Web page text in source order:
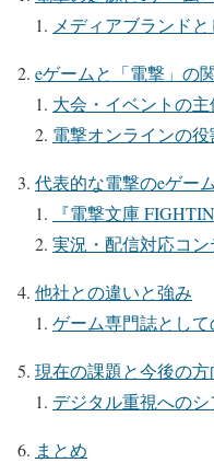
メディアブランドと
eゲームと「電撃」の
大会・イベントの
電撃オンラインの役
代表的な電撃のeゲー
『電撃文庫
実況・配信対応コ
他社との違いと強み
ゲーム専門誌とし
現在の課題と今後の方
デジタル重視へのシ
まとめ